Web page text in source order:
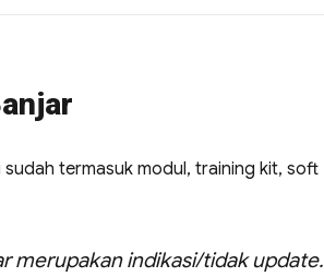
sudah termasuk modul, training kit, soft
merupakan indikasi/tidak update.